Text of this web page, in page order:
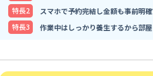
特⻑2
スマホで予約完結し金額も事前明
特⻑3
作業中はしっかり養生するから部